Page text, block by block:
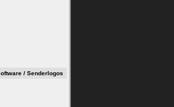
/ Senderlogos